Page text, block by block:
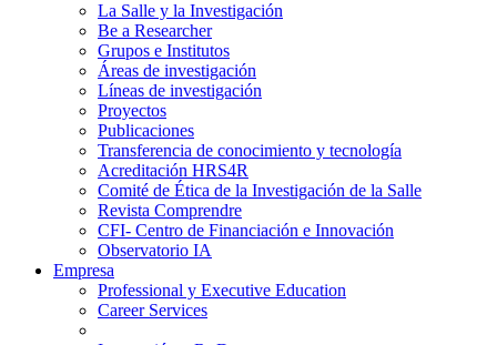
La Salle y la Investigación
Be a Researcher
Grupos e Institutos
Áreas de investigación
Líneas de investigación
Proyectos
Publicaciones
Transferencia de conocimiento y tecnología
Acreditación HRS4R
Comité de Ética de la Investigación de la Salle
Revista Comprendre
CFI- Centro de Financiación e Innovación
Observatorio IA
Empresa
Professional y Executive Education
Career Services